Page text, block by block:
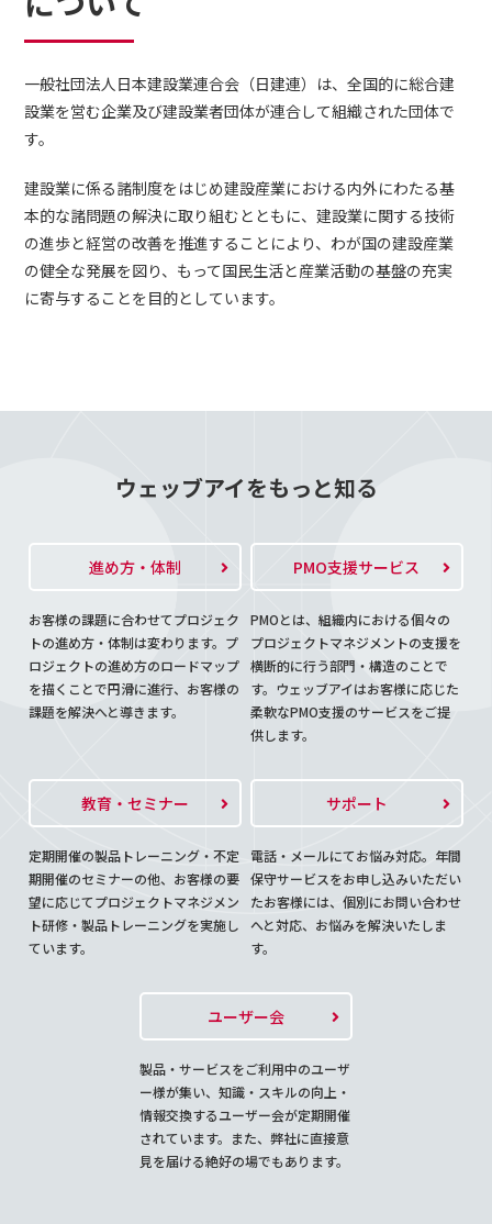
一般社団法人日本建設業連合会（日建連）は、全国的に総合建
設業を営む企業及び建設業者団体が連合して組織された団体で
す。
建設業に係る諸制度をはじめ建設産業における内外にわたる基
本的な諸問題の解決に取り組むとともに、建設業に関する技術
の進歩と経営の改善を推進することにより、わが国の建設産業
の健全な発展を図り、もって国民生活と産業活動の基盤の充実
に寄与することを目的としています。
ウェッブアイをもっと知る
進め方・体制
お客様の課題に合わせてプロジェク
トの進め方・体制は変わります。プ
ロジェクトの進め方のロードマップ
を描くことで円滑に進行、お客様の
課題を解決へと導きます。
PMO支援サービス
PMOとは、組織内における個々の
プロジェクトマネジメントの支援を
横断的に行う部門・構造のことで
す。ウェッブアイはお客様に応じた
柔軟なPMO支援のサービスをご提
供します。
教育・セミナー
定期開催の製品トレーニング・不定
期開催のセミナーの他、お客様の要
望に応じてプロジェクトマネジメン
ト研修・製品トレーニングを実施し
ています。
サポート
電話・メールにてお悩み対応。年間
保守サービスをお申し込みいただい
たお客様には、個別にお問い合わせ
へと対応、お悩みを解決いたしま
す。
ユーザー会
製品・サービスをご利用中のユーザ
ー様が集い、知識・スキルの向上・
情報交換するユーザー会が定期開催
されています。また、弊社に直接意
見を届ける絶好の場でもあります。